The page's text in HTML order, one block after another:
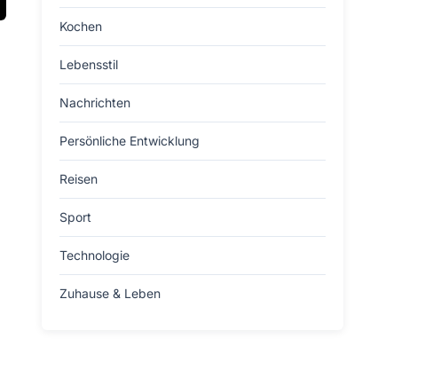
Kochen
Lebensstil
Nachrichten
Persönliche Entwicklung
Reisen
Sport
Technologie
Zuhause & Leben